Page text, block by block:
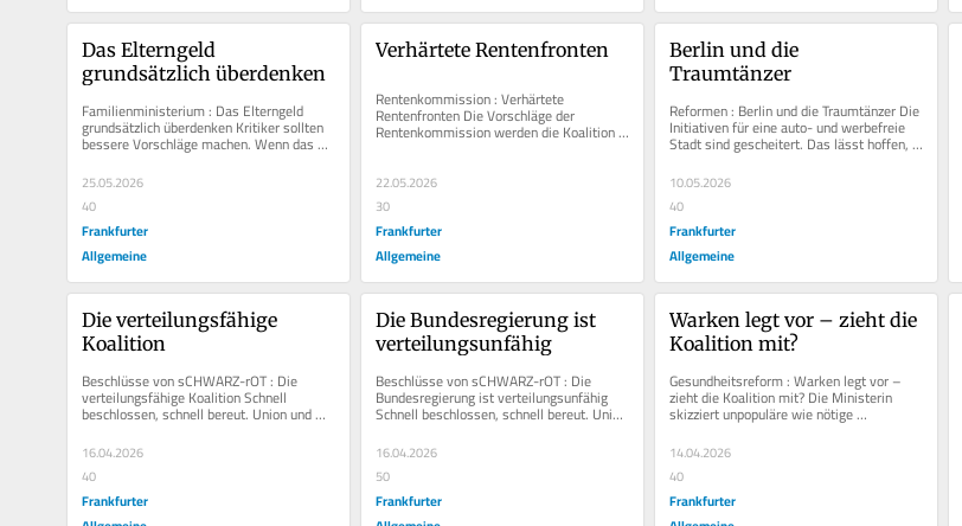
Das Elterngeld
grundsätzlich überdenken
Familienministerium : Das Elterngeld
grundsätzlich überdenken Kritiker sollten
bessere Vorschläge machen. Wenn das
Elterngeld nicht wirkt, wie...
25.05.2026
40
Frankfurter
Allgemeine
Verhärtete Rentenfronten
Rentenkommission : Verhärtete
Rentenfronten Die Vorschläge der
Rentenkommission werden die Koalition
22.05.2026
30
Frankfurter
Allgemeine
Berlin und die
Traumtänzer
Reformen : Berlin und die Traumtänzer Die
Initiativen für eine auto- und werbefreie
Stadt sind gescheitert. Das lässt hoffen,
wenn auch die...
10.05.2026
40
Frankfurter
Allgemeine
Die verteilungsfähige
Koalition
Beschlüsse von sCHWARZ-rOT : Die
verteilungsfähige Koalition Schnell
beschlossen, schnell bereut. Union und
SPD ernten für ihre unausgegorenen...
16.04.2026
40
Frankfurter
Die Bundesregierung ist
verteilungsunfähig
Beschlüsse von sCHWARZ-rOT : Die
Bundesregierung ist verteilungsunfähig
Schnell beschlossen, schnell bereut. Union
und SPD ernten für ihre...
16.04.2026
50
Frankfurter
Warken legt vor – zieht die
Koalition mit?
Gesundheitsreform : Warken legt vor –
zieht die Koalition mit? Die Ministerin
skizziert unpopuläre wie nötige
Maßnahmen. Doch ob diese...
14.04.2026
40
Frankfurter